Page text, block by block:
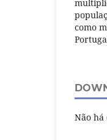
como
Não há